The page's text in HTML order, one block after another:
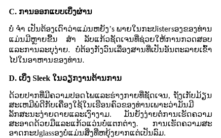
C. ການອອກແບບເບິ່ງຜ່ານ
ບໍ່ ຈຳ ເປັນຕ້ອງເດົາວ່າແມ່ນຫຍັງ’s ພາຍໃນກະປistersອງຂອງທ່ານ
ແມ່ນມີຫຼາຍຂື້ນ ສຳ ລັບແກ້ວຊັດເຈນທີ່ຊ່ວຍໃຫ້ການກວດສອບ
ແລະການລະບຸງ່າຍ. ບໍ່ຕ້ອງກັງວົນເລື່ອງສານທີ່ເປັນອັນຕະລາຍເຂົ້າ
ໄປໃນອາຫານຂອງທ່ານ.
D. ເບິ່ງ Sleek ໃນວຽກງານຕ້ານການ
ດ້ວຍປາກທີ່ມີຄວາມປອດໄພແລະຮ່າງກາຍທີ່ຊັດເຈນ, ຖັງເກັບມ້ຽນ
ສະເຫມີພໍດີກັບເຄື່ອງໃຊ້ໃນເຮືອນຄົວຂອງທ່ານເພາະວ່າມັນມີ
ລັກສະນະງ່າຍດາຍແລະເງົາງາມ. ມັນຍັງງ່າຍຕໍ່ການເຮັດຄວາມ
ສະອາດດ້ວຍມືແລະແກ້ວແວ່ນບໍ່ແຕກຕ່າງ. ການເຮັດຄວາມສະ
ອາດກະປglassອງບໍ່ແມ່ນສິ່ງທີ່ຫຍຸ້ງຍາກແຕ່ເປັນລົມ.